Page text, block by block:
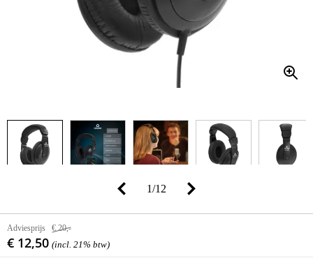
1/12
Adviesprijs € 20,-
€ 12,50 (incl. 21% btw)